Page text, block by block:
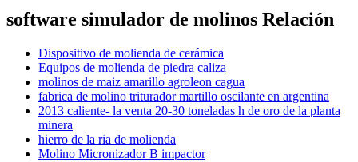
software simulador de molinos Relación
Dispositivo de molienda de cerámica
Equipos de molienda de piedra caliza
molinos de maiz amarillo agroleon cagua
fabrica de molino triturador martillo oscilante en argentina
2013 caliente- la venta 20-30 toneladas h de oro de la planta
minera
hierro de la ria de molienda
Molino Micronizador B impactor